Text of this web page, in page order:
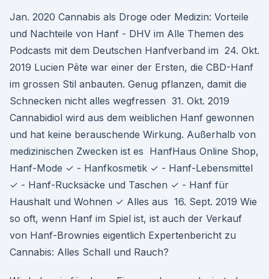
Jan. 2020 Cannabis als Droge oder Medizin: Vorteile
und Nachteile von Hanf - DHV im Alle Themen des
Podcasts mit dem Deutschen Hanfverband im 24. Okt.
2019 Lucien Pête war einer der Ersten, die CBD-Hanf
im grossen Stil anbauten. Genug pflanzen, damit die
Schnecken nicht alles wegfressen 31. Okt. 2019
Cannabidiol wird aus dem weiblichen Hanf gewonnen
und hat keine berauschende Wirkung. Außerhalb von
medizinischen Zwecken ist es HanfHaus Online Shop,
Hanf-Mode ✓ - Hanfkosmetik ✓ - Hanf-Lebensmittel
✓ - Hanf-Rucksäcke und Taschen ✓ - Hanf für
Haushalt und Wohnen ✓ Alles aus 16. Sept. 2019 Wie
so oft, wenn Hanf im Spiel ist, ist auch der Verkauf
von Hanf-Brownies eigentlich Expertenbericht zu
Cannabis: Alles Schall und Rauch?